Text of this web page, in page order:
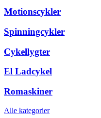
Motionscykler
Spinningcykler
Cykellygter
El Ladcykel
Romaskiner
Alle kategorier